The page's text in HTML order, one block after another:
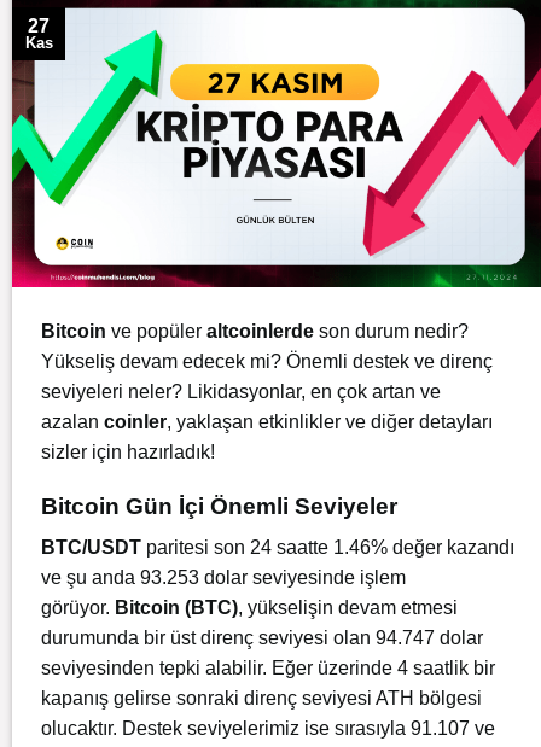
27
Kas
Bitcoin ve popüler altcoinlerde son durum nedir?
Yükseliş devam edecek mi? Önemli destek ve direnç
seviyeleri neler? Likidasyonlar, en çok artan ve
azalan coinler, yaklaşan etkinlikler ve diğer detayları
sizler için hazırladık!
Bitcoin Gün İçi Önemli Seviyeler
BTC/USDT paritesi son 24 saatte 1.46% değer kazandı
ve şu anda 93.253 dolar seviyesinde işlem
görüyor. Bitcoin (BTC), yükselişin devam etmesi
durumunda bir üst direnç seviyesi olan 94.747 dolar
seviyesinden tepki alabilir. Eğer üzerinde 4 saatlik bir
kapanış gelirse sonraki direnç seviyesi ATH bölgesi
olucaktır. Destek seviyelerimiz ise sırasıyla 91.107 ve